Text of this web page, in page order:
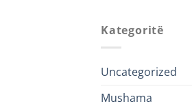
Kategoritë
Uncategorized
Mushama